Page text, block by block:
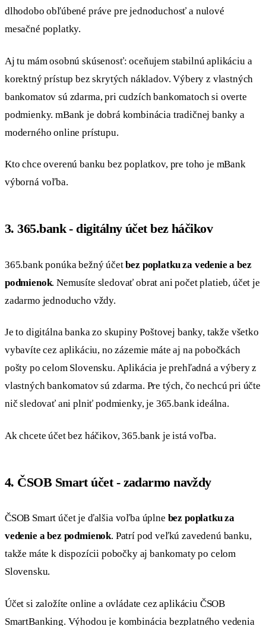
dlhodobo obľúbené práve pre jednoduchosť a nulové
mesačné poplatky.
Aj tu mám osobnú skúsenosť: oceňujem stabilnú aplikáciu a
korektný prístup bez skrytých nákladov. Výbery z vlastných
bankomatov sú zdarma, pri cudzích bankomatoch si overte
podmienky. mBank je dobrá kombinácia tradičnej banky a
moderného online prístupu.
Kto chce overenú banku bez poplatkov, pre toho je mBank
výborná voľba.
3. 365.bank - digitálny účet bez háčikov
365.bank ponúka bežný účetbez poplatku za vedenie a bez
podmienok. Nemusíte sledovať obrat ani počet platieb, účet je
zadarmo jednoducho vždy.
Je to digitálna banka zo skupiny Poštovej banky, takže všetko
vybavíte cez aplikáciu, no zázemie máte aj na pobočkách
pošty po celom Slovensku. Aplikácia je prehľadná a výbery z
vlastných bankomatov sú zdarma. Pre tých, čo nechcú pri účte
nič sledovať ani plniť podmienky, je 365.bank ideálna.
Ak chcete účet bez háčikov, 365.bank je istá voľba.
4. ČSOB Smart účet - zadarmo navždy
ČSOB Smart účet je ďalšia voľba úplne bez poplatku za
vedenie a bez podmienok. Patrí pod veľkú zavedenú banku,
takže máte k dispozícii pobočky aj bankomaty po celom
Slovensku.
Účet si založíte online a ovládate cez aplikáciu ČSOB
SmartBanking. Výhodou je kombinácia bezplatného vedenia